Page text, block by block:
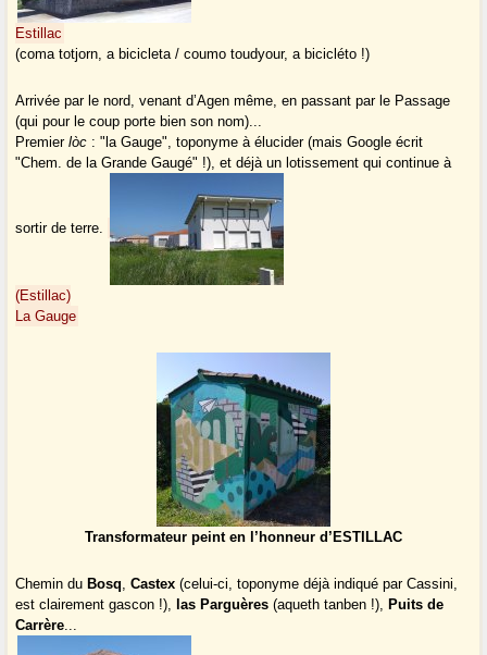
Estillac
(coma totjorn, a bicicleta / coumo toudyour, a bicicléto !)
Arrivée par le nord, venant d’Agen même, en passant par le Passage
(qui pour le coup porte bien son nom)...
Premierlòc : "la Gauge", toponyme à élucider (mais Google écrit
"Chem. de la Grande Gaugé" !), et déjà un lotissement qui continue à
sortir de terre.
(Estillac)
La Gauge
Transformateur peint en l’honneur d’ESTILLAC
Chemin du Bosq,Castex (celui-ci, toponyme déjà indiqué par Cassini,
est clairement gascon !), las Parguères (aqueth tanben !), Puits de
Carrère...